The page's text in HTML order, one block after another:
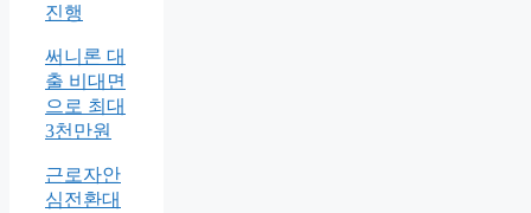
진행
써니론 대
출 비대면
으로 최대
3천만원
근로자안
심전환대